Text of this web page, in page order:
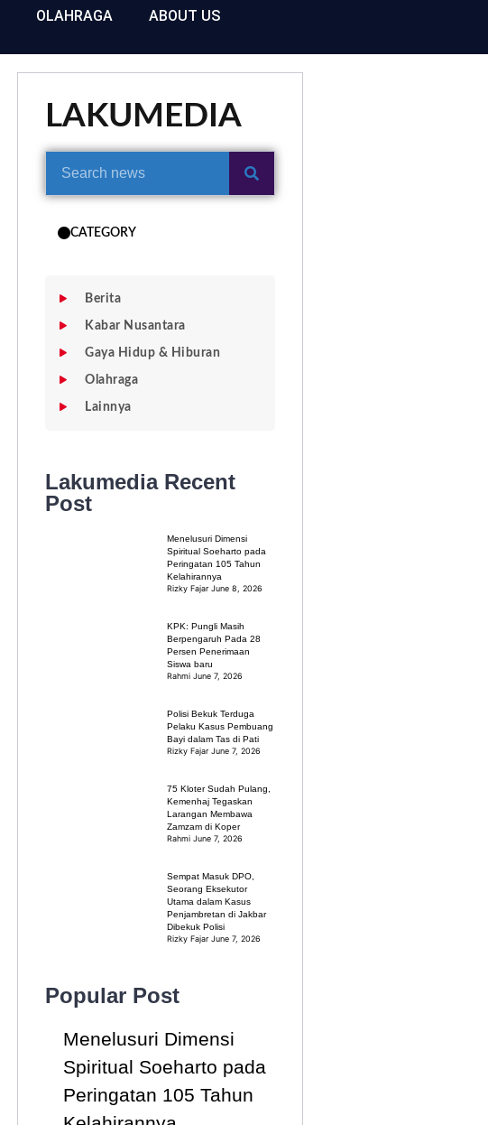
OLAHRAGA ABOUT US
LAKUMEDIA
CATEGORY
Berita
Kabar Nusantara
Gaya Hidup & Hiburan
Olahraga
Lainnya
Lakumedia Recent
Post
Menelusuri Dimensi
Spiritual Soeharto pada
Peringatan 105 Tahun
Kelahirannya
Rizky FajarJune 8, 2026
KPK: Pungli Masih
Berpengaruh Pada 28
Persen Penerimaan
Siswa baru
Rahmi June 7, 2026
Polisi Bekuk Terduga
Pelaku Kasus Pembuang
Bayi dalam Tas di Pati
Rizky FajarJune 7, 2026
75 Kloter Sudah Pulang,
Kemenhaj Tegaskan
Larangan Membawa
Zamzam di Koper
Rahmi June 7, 2026
Sempat Masuk DPO,
Seorang Eksekutor
Utama dalam Kasus
Penjambretan di Jakbar
Dibekuk Polisi
Rizky FajarJune 7, 2026
Popular Post
Menelusuri Dimensi
Spiritual Soeharto pada
Peringatan 105 Tahun